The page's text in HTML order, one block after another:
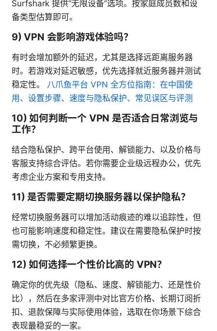
Surfshark 提供“无限设备”选项。按家庭成员数和设
备类型估算即可。
9) VPN 会影响游戏体验吗？
有时会增加额外的延迟，尤其是选择远距离服务器
时。若游戏对延迟敏感，优先选择就近服务器并测试
稳定性。 八爪鱼平台 VPN 全方位指南：在中国使
用、设置步骤、速度与隐私保护、常见误区与评测
10) 如何判断一个 VPN 是否适合日常浏览与
工作？
结合隐私保护、跨平台使用、解锁能力、以及价格与
客服支持综合评估。若你需要企业级远程办公，优先
考虑企业方案和专用支持。
11) 是否需要定期切换服务器以保护隐私？
经常切换服务器可以增加活动痕迹的难以追踪性，但
也可能影响速度和稳定性。建议在需要隐私保护时按
需切换，不必频繁更换。
12) 如何选择一个性价比高的 VPN？
确定你的优先级（隐私、速度、解锁能力、还是性价
比），然后在多家评测中对比官方价格、长期订阅折
扣、退款保障与实际使用体验，选取在你场景下综合
表现最稳妥的一家。